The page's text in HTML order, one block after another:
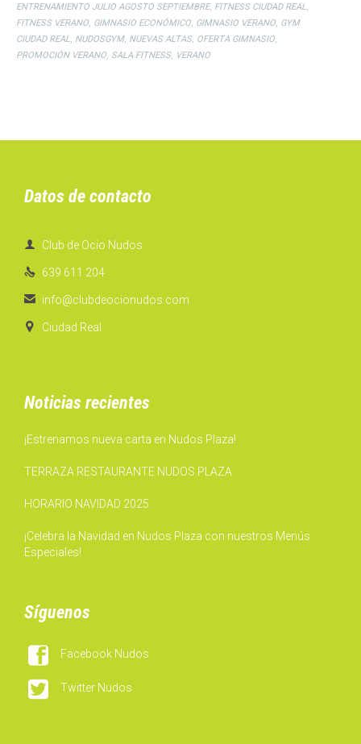
ENTRENAMIENTO JULIO AGOSTO SEPTIEMBRE, FITNESS CIUDAD REAL,
FITNESS VERANO, GIMNASIO ECONÓMICO, GIMNASIO VERANO, GYM
CIUDAD REAL, NUDOSGYM, NUEVAS ALTAS, OFERTA GIMNASIO,
PROMOCIÓN VERANO, SALA FITNESS, VERANO
Datos de contacto
 Club de Ocio Nudos
 639 611 204
 info@clubdeocionudos.com
 Ciudad Real
Noticias recientes
¡Estrenamos nueva carta en Nudos Plaza!
TERRAZA RESTAURANTE NUDOS PLAZA
HORARIO NAVIDAD 2025
¡Celebra la Navidad en Nudos Plaza con nuestros Menús
Especiales!
Síguenos
 Facebook Nudos
 Twitter Nudos